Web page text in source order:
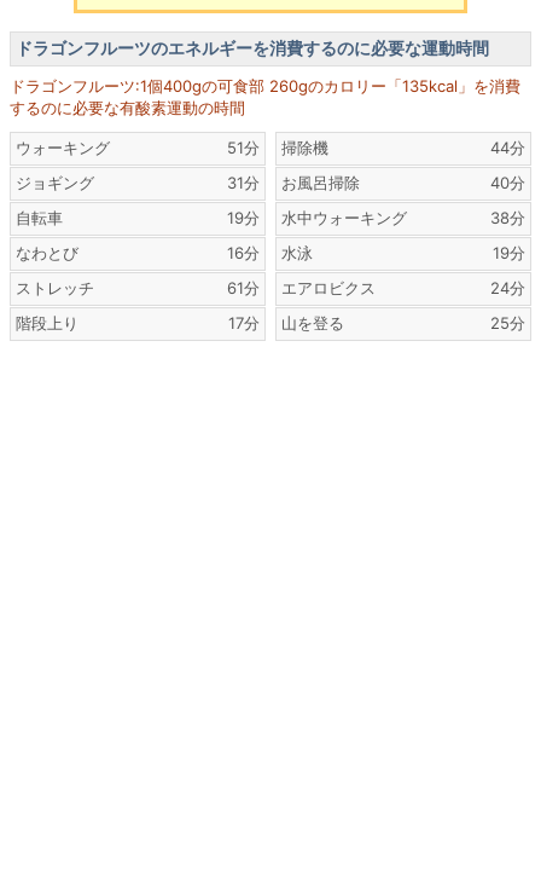
ドラゴンフルーツのエネルギーを消費するのに必要な運動時間
ドラゴンフルーツ:1個400gの可食部 260gのカロリー「135kcal」を消費
するのに必要な有酸素運動の時間
ウォーキング
51分
ジョギング
31分
自転車
19分
なわとび
16分
ストレッチ
61分
階段上り
17分
掃除機
44分
お風呂掃除
40分
水中ウォーキング
38分
水泳
19分
エアロビクス
24分
山を登る
25分